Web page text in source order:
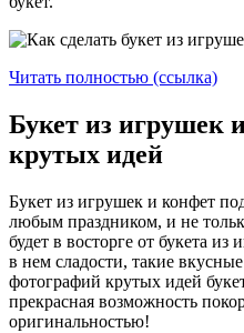
Читать полностью (ссылка)
Букет из игрушек
крутых идей
Букет из игрушек и конфет
любым праздником, и не
будет в восторге от букета
в нем сладости, такие
фотографий крутых идей
прекрасная возможность
оригинальностью!